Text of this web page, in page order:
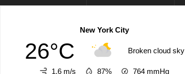
New York City
26°C Broken cloud sky
1.6 m/s 87% 764 mmHg